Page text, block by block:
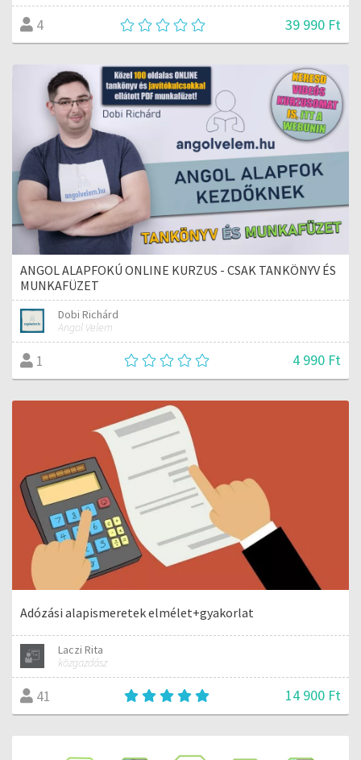
4 39 990 Ft
ANGOL ALAPFOKÚ ONLINE KURZUS - CSAK TANKÖNYV ÉS
MUNKAFÜZET
Dobi Richárd
Angol Velem
1 4 990 Ft
Adózási alapismeretek elmélet+gyakorlat
Laczi Rita
közgazdász
41 14 900 Ft